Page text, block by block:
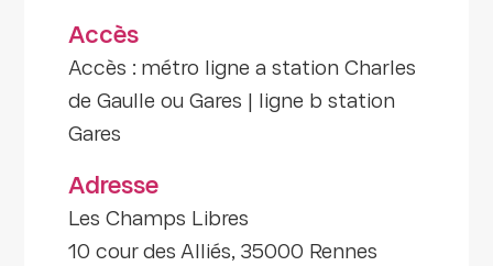
Accès
Accès : métro ligne a station Charles
de Gaulle ou Gares | ligne b station
Gares
Adresse
Les Champs Libres
10 cour des Alliés, 35000 Rennes